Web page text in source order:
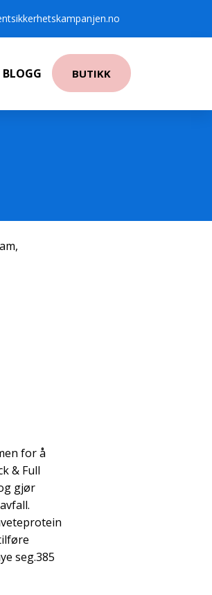
BLOGG BUTIKK
,
for å
& Full
gjør
seg.385